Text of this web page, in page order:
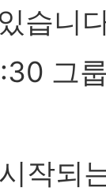
습니
그
작되